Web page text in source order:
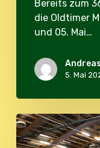
Bereits zum
die Oldtimer
und 05. Mai…
5. Mai
Classic
Expo